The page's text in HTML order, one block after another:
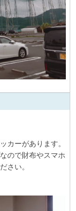
カーがあります。
ので財布やスマホ
さい。